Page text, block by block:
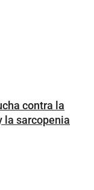
contra la
la sarcopenia